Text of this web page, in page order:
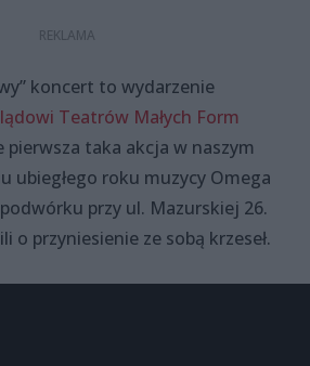
koncert to wydarzenie
Teatrów Małych Form
pierwsza taka akcja w naszym
ubiegłego roku muzycy Omega
przy ul. Mazurskiej 26.
o przyniesienie ze sobą krzeseł.